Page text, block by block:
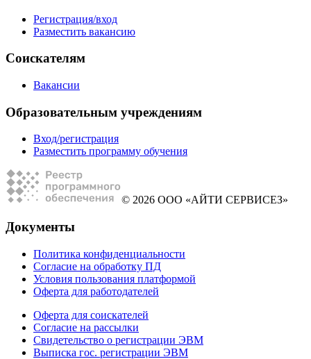
Регистрация/вход
Разместить вакансию
Соискателям
Вакансии
Образовательным учреждениям
Вход/регистрация
Разместить программу обучения
© 2026 ООО «АЙТИ СЕРВИСЕЗ»
Документы
Политика конфиденциальности
Согласие на обработку ПД
Условия пользования платформой
Оферта для работодателей
Оферта для соискателей
Согласие на рассылки
Свидетельство о регистрации ЭВМ
Выписка гос. регистрации ЭВМ